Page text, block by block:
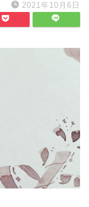
2021年10月6日